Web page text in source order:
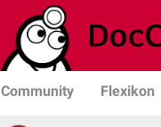
Community Flexikon